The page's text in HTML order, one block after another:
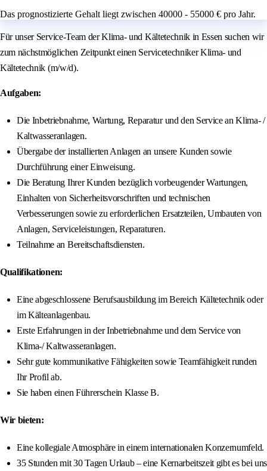
Das prognostizierte Gehalt liegt zwischen 40000 - 55000 € pro Jahr.
Für unser Service-Team der Klima- und Kältetechnik in Essen suchen wir
zum nächstmöglichen Zeitpunkt einen Servicetechniker Klima- und
Kältetechnik (m/w/d).
Aufgaben:
Die Inbetriebnahme, Wartung, Reparatur und den Service an Klima- /
Kaltwasseranlagen.
Übergabe der installierten Anlagen an unsere Kunden sowie
Durchführung einer Einweisung.
Die Beratung Ihrer Kunden bezüglich vorbeugender Wartungen,
Einhalten von Sicherheitsvorschriften und technischen
Verbesserungen sowie zu erforderlichen Ersatzteilen, Umbauten von
Anlagen, Serviceleistungen, Reparaturen.
Teilnahme an Bereitschaftsdiensten.
Qualifikationen:
Eine abgeschlossene Berufsausbildung im Bereich Kältetechnik oder
im Kälteanlagenbau.
Erste Erfahrungen in der Inbetriebnahme und dem Service von
Klima-/ Kaltwasseranlagen.
Sehr gute kommunikative Fähigkeiten sowie Teamfähigkeit runden
Ihr Profil ab.
Sie haben einen Führerschein Klasse B.
Wir bieten:
Eine kollegiale Atmosphäre in einem internationalen Konzernumfeld.
35 Stunden mit 30 Tagen Urlaub – eine Kernarbeitszeit gibt es bei uns